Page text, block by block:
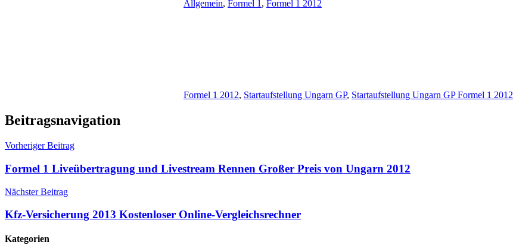
Allgemein, Formel 1 , Formel 1 2012
Formel 1 2012, Startaufstellung Ungarn GP, Startaufstellung Ungarn GP Formel 1 2012
Beitragsnavigation
Vorheriger Beitrag
Formel 1 Liveübertragung und Livestream Rennen Großer Preis von Ungarn 2012
Nächster Beitrag
Kfz-Versicherung 2013 Kostenloser Online-Vergleichsrechner
Kategorien